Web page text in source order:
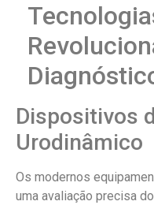
Dispositivos
Urodinâmico
Os modernos
uma avaliação precisa